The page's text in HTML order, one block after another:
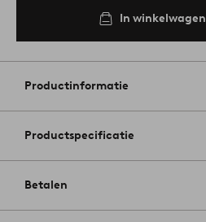
In winkelwagen
Productinformatie
Productspecificatie
Betalen